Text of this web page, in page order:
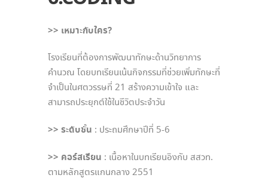
>> เหมาะกับใคร?
โรงเรียนที่ต้องการพัฒนาทักษะด้านวิทยาการ
คำนวณ โดยบทเรียนเน้นกิจกรรมที่ช่วยเพิ่มทักษะที่
จำเป็นในศตวรรษที่ 21 สร้างความเข้าใจ และ
สามารถประยุกต์ใช้ในชีวิตประจำวัน
>> ระดับชั้น : ประถมศึกษาปีที่ 5-6
>> คอร์สเรียน : เนื้อหาในบทเรียนอิงกับ สสวท.
ตามหลักสูตรแกนกลาง 2551